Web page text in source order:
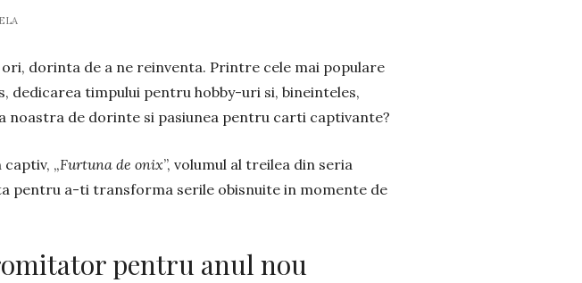
dorinta de a ne reinventa. Printre cele mai populare
dedicarea timpului pentru hobby-uri si, bineinteles,
noastra de dorinte si pasiunea pentru carti captivante?
„Furtuna de onix”, volumul al treilea din seria
pentru a-ti transforma serile obisnuite in momente de
pentru anul nou